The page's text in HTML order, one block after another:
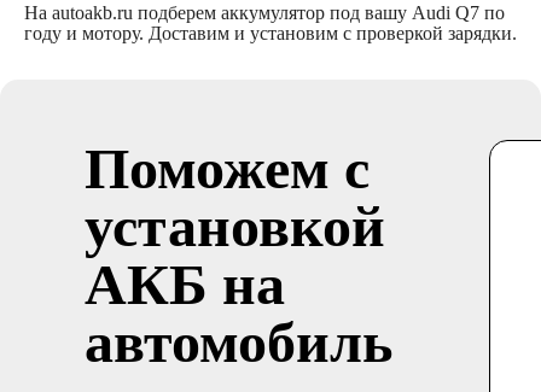
На autoakb.ru подберем аккумулятор под вашу Audi Q7 по
году и мотору. Доставим и установим с проверкой зарядки.
Поможем с
установкой
АКБ на
автомобиль